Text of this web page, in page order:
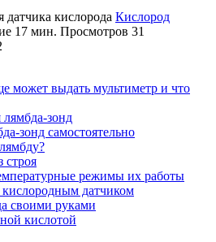
Кислород
17 мин. Просмотров 31
может выдать мультиметр и что
лямбда-зонд
зонд самостоятельно
режимы их работы
датчиком
своими руками
кислотой